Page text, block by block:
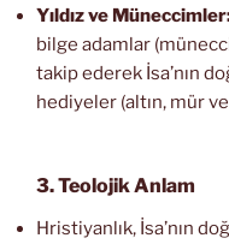
Yıldız ve
bilge adamlar
takip ederek İsa’nın
hediyeler (altın, mür
3. Teolojik Anlam
Hristiyanlık, İsa’nın